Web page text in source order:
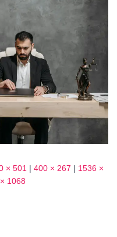
× 501 | 400 × 267 | 1536 ×
1068